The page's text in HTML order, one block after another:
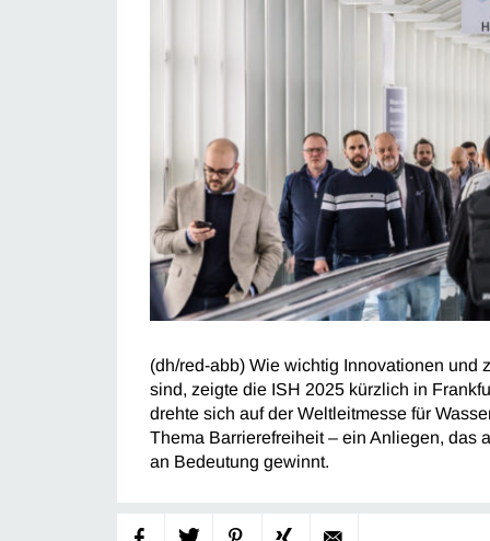
(dh/red-abb) Wie wichtig Innovationen und
sind, zeigte die ISH 2025 kürzlich in
drehte sich auf der Weltleitmesse für
Thema Barrierefreiheit – ein Anliegen, das
an Bedeutung gewinnt.